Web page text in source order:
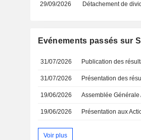
29/09/2026 Détachement de
Evénements passés sur
31/07/2026 Publication des
31/07/2026 Présentation des
19/06/2026 Assemblée Générale
19/06/2026 Présentation aux
Voir plus